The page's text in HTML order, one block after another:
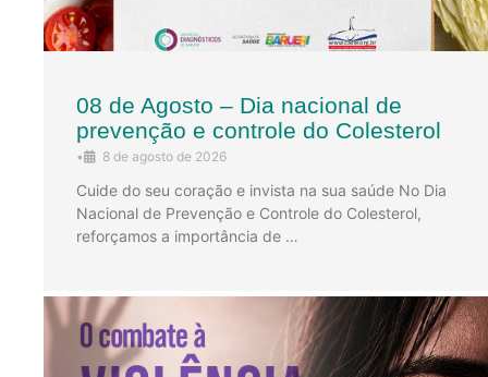
08 de Agosto – Dia nacional de
prevenção e controle do Colesterol
• 8 de agosto de 2026
Cuide do seu coração e invista na sua saúde No Dia
Nacional de Prevenção e Controle do Colesterol,
reforçamos a importância de …